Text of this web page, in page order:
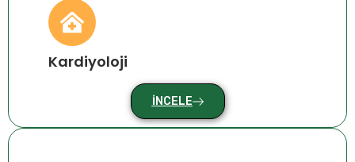
Kardiyoloji
İNCELE